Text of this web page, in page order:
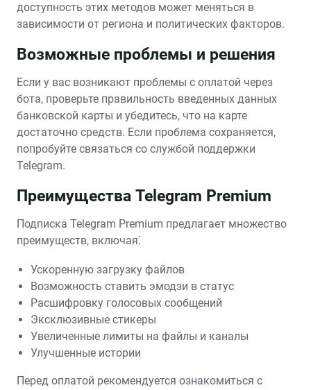
доступность этих методов может меняться в
зависимости от региона и политических факторов.
Возможные проблемы и решения
Если у вас возникают проблемы с оплатой через
бота, проверьте правильность введенных данных
банковской карты и убедитесь, что на карте
достаточно средств. Если проблема сохраняется,
попробуйте связаться со службой поддержки
Telegram.
Преимущества Telegram Premium
Подписка Telegram Premium предлагает множество
преимуществ, включая⁚
Ускоренную загрузку файлов
Возможность ставить эмодзи в статус
Расшифровку голосовых сообщений
Эксклюзивные стикеры
Увеличенные лимиты на файлы и каналы
Улучшенные истории
Перед оплатой рекомендуется ознакомиться с